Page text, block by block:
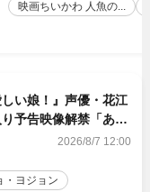
映画ちいかわ 人魚の...
い娘！』声優・花江
予告映像解禁「あふ
らない！」2026/8/7 12:00
・ヨジョン